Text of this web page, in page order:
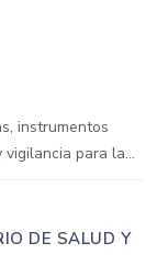
instrumentos
para la...
DE SALUD Y